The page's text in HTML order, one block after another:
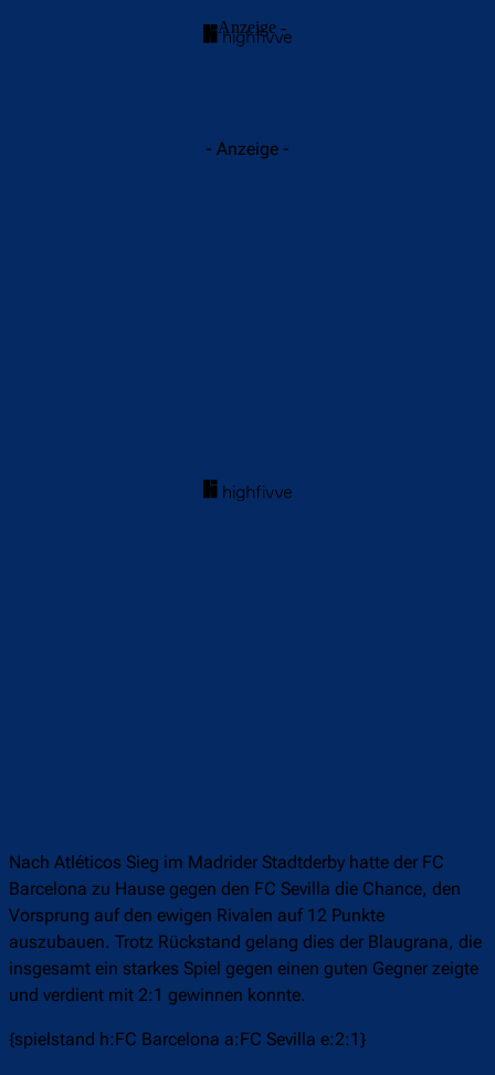
- Anzeige -
- Anzeige -
Nach Atléticos Sieg im Madrider Stadtderby hatte der FC
Barcelona zu Hause gegen den FC Sevilla die Chance, den
Vorsprung auf den ewigen Rivalen auf 12 Punkte
auszubauen. Trotz Rückstand gelang dies der Blaugrana, die
insgesamt ein starkes Spiel gegen einen guten Gegner zeigte
und verdient mit 2:1 gewinnen konnte.
{spielstand h:FC Barcelona a:FC Sevilla e:2:1}